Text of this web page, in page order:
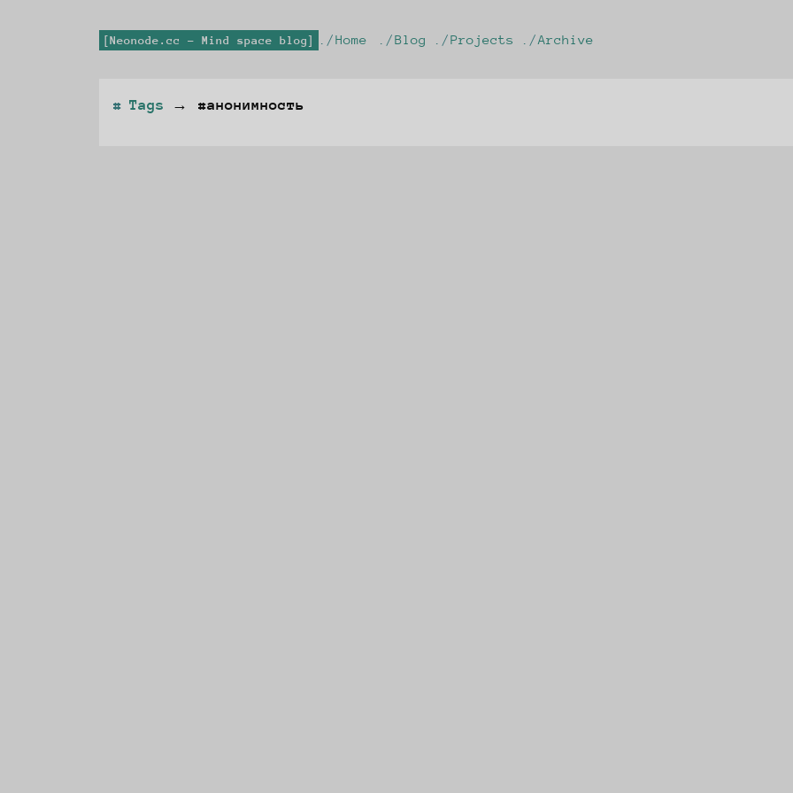
Neonode.cc - Mind space blog Home Blog Projects Archive
Tags → #анонимность